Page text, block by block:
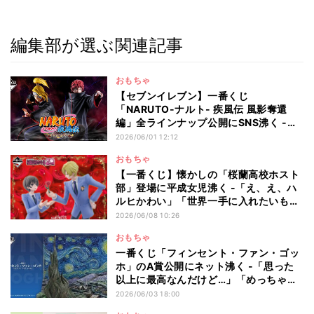
編集部が選ぶ関連記事
おもちゃ
【セブンイレブン】一番くじ
「NARUTO-ナルト- 疾風伝 風影奪還
編」全ラインナップ公開にSNS沸く -
「デイダラかっこよすぎやろ」「ほんと
2026/06/01 12:12
おもちゃ
【一番くじ】懐かしの「桜蘭高校ホスト
部」登場に平成女児沸く -「え、え、ハ
ルヒかわい」「世界一手に入れたいもの
ができた」と7.4万いいね
2026/06/08 10:26
おもちゃ
一番くじ「フィンセント・ファン・ゴッ
ホ」のA賞公開にネット沸く -「思った
以上に最高なんだけど…」「めっちゃ美
しい!!!爆買いします!!!!!!!!!」と話題
2026/06/03 18:00